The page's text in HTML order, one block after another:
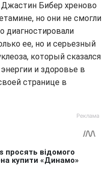
Бибер хреново
но они не смогли
диагностировали
ее, но и серьезный
который сказался
и здоровье в
странице в